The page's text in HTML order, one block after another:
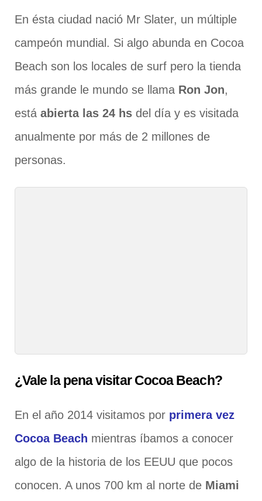
En ésta ciudad nació Mr Slater, un múltiple
campeón mundial. Si algo abunda en Cocoa
Beach son los locales de surf pero la tienda
más grande le mundo se llama Ron Jon,
está abierta las 24 hs del día y es visitada
anualmente por más de 2 millones de
personas.
¿Vale la pena visitar Cocoa Beach?
En el año 2014 visitamos por primera vez
Cocoa Beach mientras íbamos a conocer
algo de la historia de los EEUU que pocos
conocen. A unos 700 km al norte de Miami